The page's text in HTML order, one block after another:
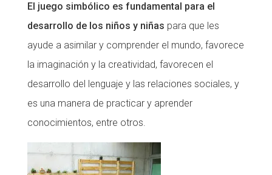
El juego simbólico es fundamental para el
desarrollo de los niños y niñas para que les
ayude a asimilar y comprender el mundo, favorece
la imaginación y la creatividad, favorecen el
desarrollo del lenguaje y las relaciones sociales, y
es una manera de practicar y aprender
conocimientos, entre otros.